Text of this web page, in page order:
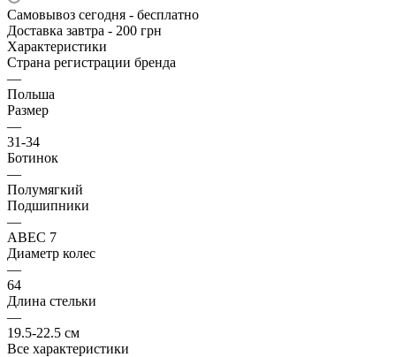
Самовывоз сегодня - бесплатно
Доставка завтра - 200 грн
Характеристики
Страна регистрации бренда
—
Польша
Размер
—
31-34
Ботинок
—
Полумягкий
Подшипники
—
ABEC 7
Диаметр колес
—
64
Длина стельки
—
19.5-22.5 см
Все характеристики